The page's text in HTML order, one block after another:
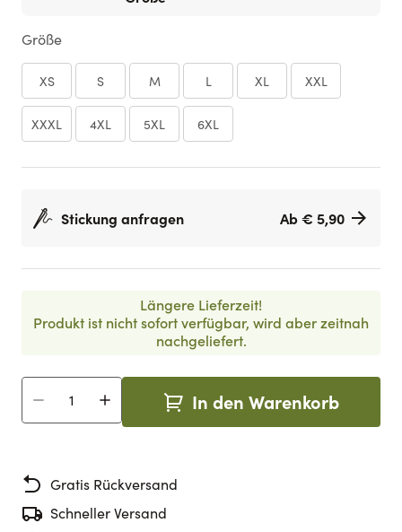
Größe
XS S M L XL XXL
XXXL 4XL 5XL 6XL
Stickung anfragen Ab € 5,90
Längere Lieferzeit!
Produkt ist nicht sofort verfügbar, wird aber zeitnah
nachgeliefert.
Menge In den Warenkorb
Gratis Rückversand
Schneller Versand